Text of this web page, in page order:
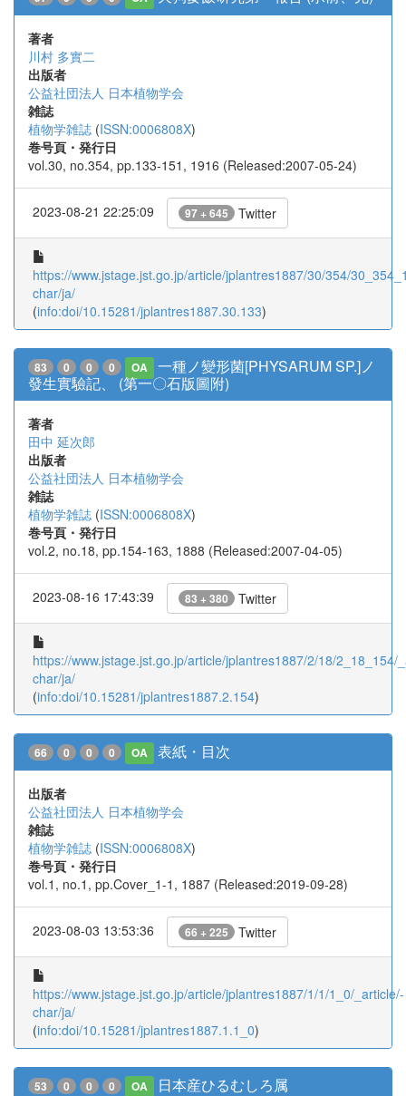
著者
川村 多實二
出版者
公益社団法人 日本植物学会
雑誌
植物学雑誌 (ISSN:0006808X)
巻号頁・発行日
vol.30, no.354, pp.133-151, 1916 (Released:2007-05-24)
2023-08-21 22:25:09 97 + 645 Twitter
https://www.jstage.jst.go.jp/article/jplantres1887/30/354/
char/ja/
(info:doi/10.15281/jplantres1887.30.133)
83 0 0 0 OA
一種ノ變形菌[PHYSARUM SP.]ノ
發生實驗記、 (第一〇石版圖附)
著者
田中 延次郎
出版者
公益社団法人 日本植物学会
雑誌
植物学雑誌 (ISSN:0006808X)
巻号頁・発行日
vol.2, no.18, pp.154-163, 1888 (Released:2007-04-05)
2023-08-16 17:43:39 83 + 380 Twitter
https://www.jstage.jst.go.jp/article/jplantres1887/2/18/2_18_154/
char/ja/
(info:doi/10.15281/jplantres1887.2.154)
66 0 0 0 OA 表紙・目次
出版者
公益社団法人 日本植物学会
雑誌
植物学雑誌 (ISSN:0006808X)
巻号頁・発行日
vol.1, no.1, pp.Cover_1-1, 1887 (Released:2019-09-28)
2023-08-03 13:53:36 66 + 225 Twitter
https://www.jstage.jst.go.jp/article/jplantres1887/1/1/1_0/_article/-
char/ja/
(info:doi/10.15281/jplantres1887.1.1_0)
53 0 0 0 OA 日本産ひるむしろ属